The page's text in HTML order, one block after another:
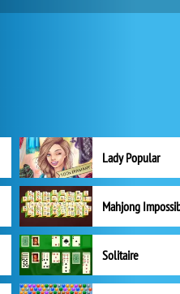
Lady Popular
Mahjong
Solitaire